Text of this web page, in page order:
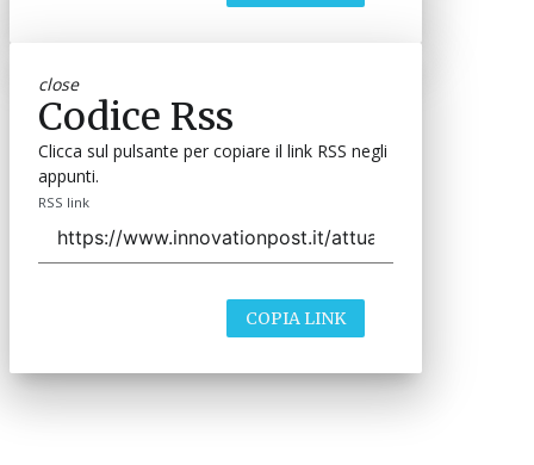
close
Codice Rss
Clicca sul pulsante per copiare il link RSS negli
appunti.
RSS link
COPIA LINK